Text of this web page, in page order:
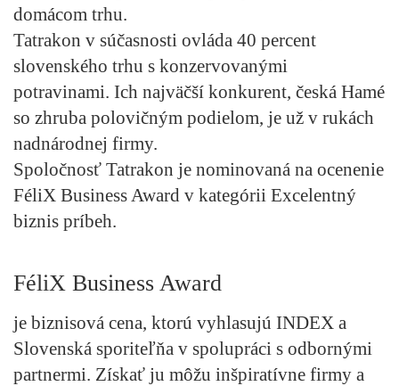
domácom trhu.
Tatrakon v súčasnosti ovláda 40 percent
slovenského trhu s konzervovanými
potravinami. Ich najväčší konkurent, česká Hamé
so zhruba polovičným podielom, je už v rukách
nadnárodnej firmy.
Spoločnosť Tatrakon je nominovaná na ocenenie
FéliX Business Award v kategórii Excelentný
biznis príbeh.
FéliX Business Award
je biznisová cena, ktorú vyhlasujú INDEX a
Slovenská sporiteľňa v spolupráci s odbornými
partnermi. Získať ju môžu inšpiratívne firmy a